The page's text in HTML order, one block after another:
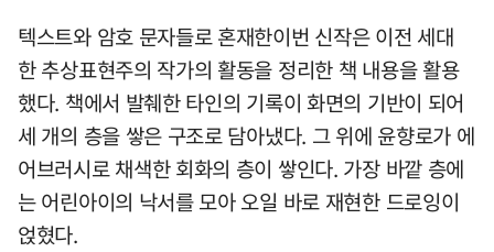
텍스트와 암호 문자들로 혼재한이번 신작은 이전 세대
한 추상표현주의 작가의 활동을 정리한 책 내용을 활용
했다. 책에서 발췌한 타인의 기록이 화면의 기반이 되어
세 개의 층을 쌓은 구조로 담아냈다. 그 위에 윤향로가 에
어브러시로 채색한 회화의 층이 쌓인다. 가장 바깥 층에
는 어린아이의 낙서를 모아 오일 바로 재현한 드로잉이
얹혔다.